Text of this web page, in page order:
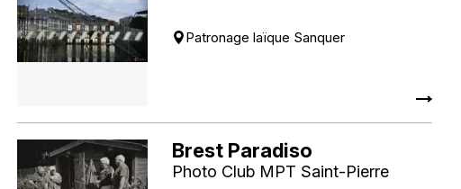
Patronage laïque Sanquer
Brest Paradiso
Photo Club MPT Saint-Pierre